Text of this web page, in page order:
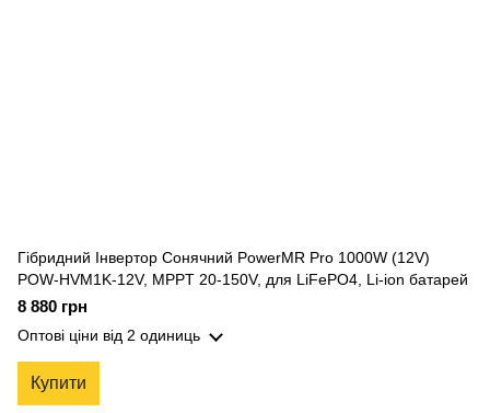
Гібридний Інвертор Сонячний PowerMR Pro 1000W (12V)
POW-HVM1K-12V, MPPT 20-150V, для LiFePO4, Li-ion батарей
8 880 грн
Оптові ціни від 2 одиниць
Купити